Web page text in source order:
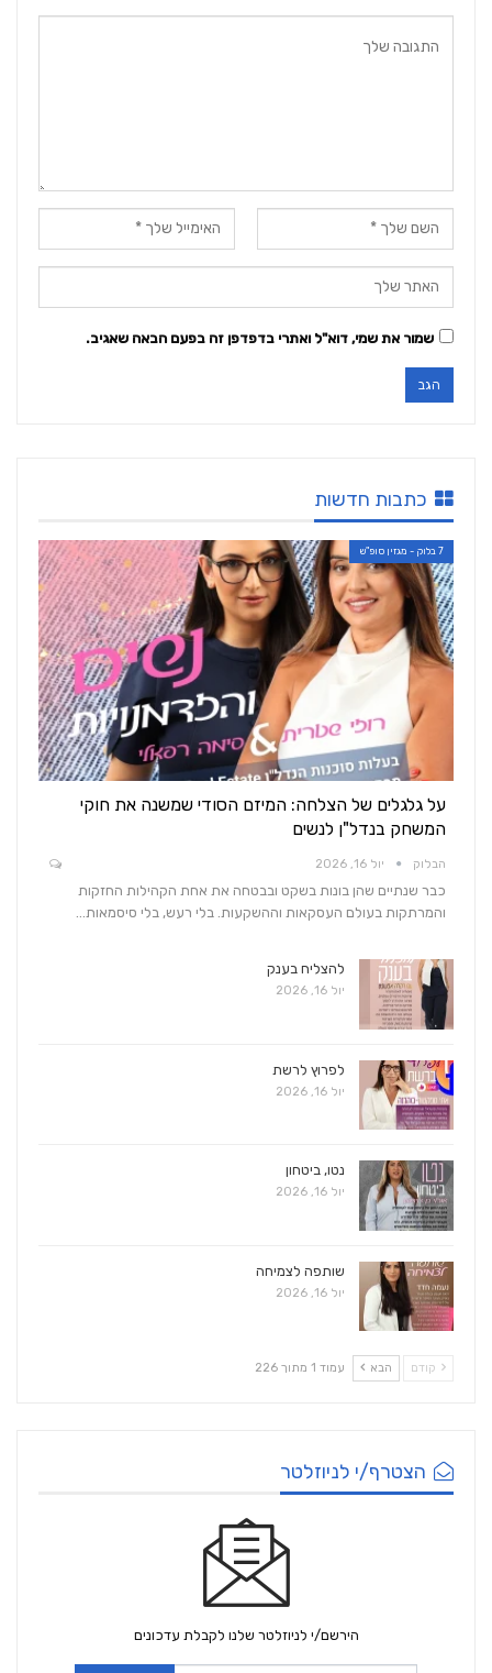
שמור את שמי, דוא"ל ואתרי בדפדפן זה בפעם הבאה שאגיב.
כתבות חדשות
7 בלוק - מגזין סופ"ש
על גלגלים של הצלחה: המיזם הסודי שמשנה את חוקי
המשחק בנדל"ן לנשים
הבלוק יול 16, 2026
כבר שנתיים שהן בונות בשקט ובבטחה את אחת הקהילות החזקות
והמרתקות בעולם העסקאות וההשקעות. בלי רעש, בלי סיסמאות…
להצליח בענק
יול 16, 2026
לפרוץ לרשת
יול 16, 2026
נטו, ביטחון
יול 16, 2026
שותפה לצמיחה
יול 16, 2026
קודם הבא עמוד 1 מתוך 226
הצטרף/י לניוזלטר
הירשם/י לניוזלטר שלנו לקבלת עדכונים